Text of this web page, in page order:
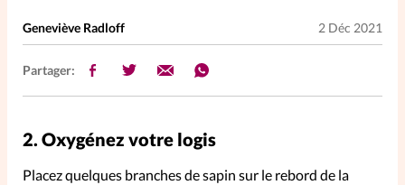
Lifestyle
Littérature
PersonnElles
RelationnElles
Geneviève Radloff 2 Déc 2021
Partager:
2.Oxygénez votre logis
Placez quelques branches de sapin sur le rebord de la